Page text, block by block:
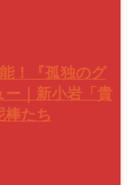
！『孤独のグ
ー｜新小岩「貴
棒たち